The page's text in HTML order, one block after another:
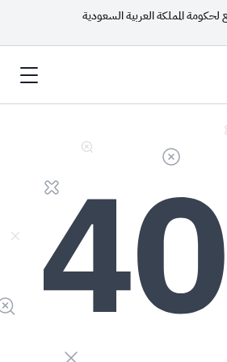
المملكة العربية السعودية